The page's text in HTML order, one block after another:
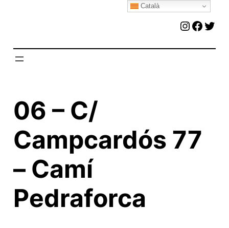
06 – C/
Campcardós 77
– Camí
Pedraforca
Català